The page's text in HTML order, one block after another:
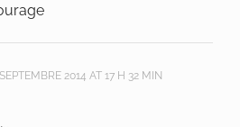
2014 AT 17 H 32 MIN